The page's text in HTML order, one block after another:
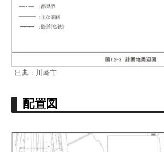
出典：川崎市
配置図